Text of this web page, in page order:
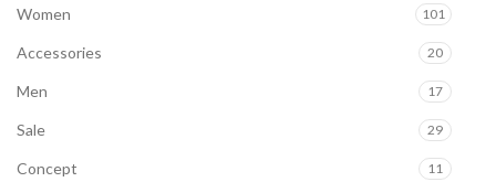
Accessories 20
Concept 11
Men 17
Sale 29
Women 101